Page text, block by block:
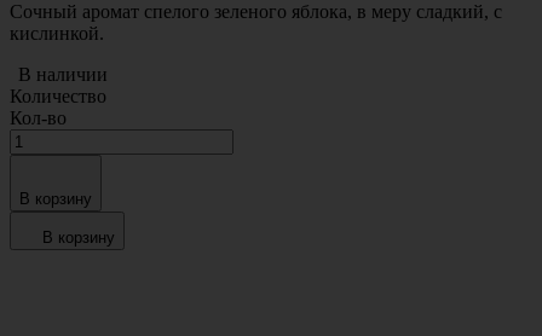
Сочный аромат спелого зеленого яблока, в меру сладкий, с
кислинкой.
В наличии
Количество
Кол-во
В корзину
В корзину